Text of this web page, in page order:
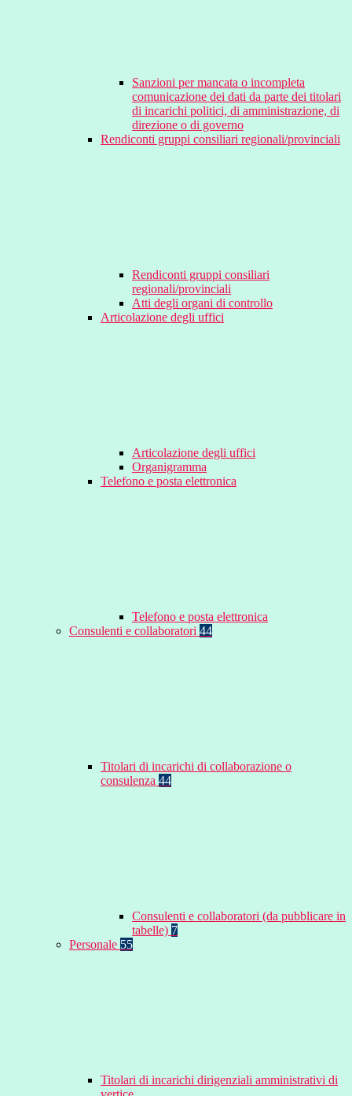
Sanzioni per mancata o incompleta
comunicazione dei dati da parte dei titolari
di incarichi politici, di amministrazione, di
direzione o di governo
Rendiconti gruppi consiliari regionali/provinciali
Rendiconti gruppi consiliari
regionali/provinciali
Atti degli organi di controllo
Articolazione degli uffici
Articolazione degli uffici
Organigramma
Telefono e posta elettronica
Telefono e posta elettronica
Consulenti e collaboratori 44
Titolari di incarichi di collaborazione o
consulenza 44
Consulenti e collaboratori (da pubblicare in
tabelle) 7
Personale 55
Titolari di incarichi dirigenziali amministrativi di